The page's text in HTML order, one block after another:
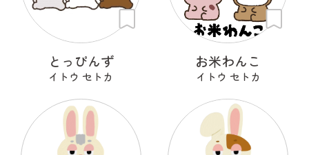
とっぴんず
イトウ セトカ
お米わんこ
イトウ セトカ